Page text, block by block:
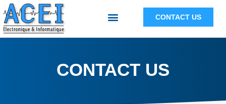
CONTACT US
CONTACT US